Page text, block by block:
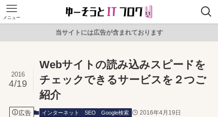
メニュー
当サイトには広告が含まれております
Webサイトの読み込みスピードを
チェックできるサービスを２つご
紹介
2016
4/19
広告 インターネット SEO Google検索 2016年4月19日